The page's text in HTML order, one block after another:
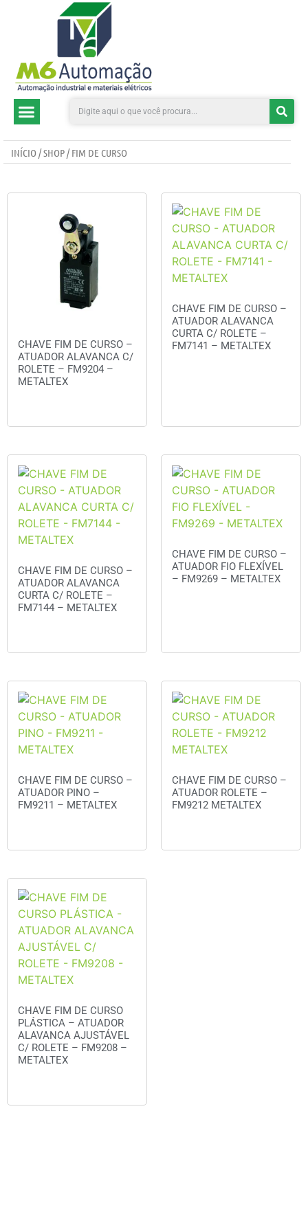
INÍCIO/SHOP/ FIM DE CURSO
CHAVE FIM DE CURSO –
ATUADOR ALAVANCA C/
ROLETE – FM9204 –
METALTEX
CHAVE FIM DE CURSO –
ATUADOR ALAVANCA
CURTA C/ ROLETE –
FM7141 – METALTEX
CHAVE FIM DE CURSO –
ATUADOR ALAVANCA
CURTA C/ ROLETE –
FM7144 – METALTEX
CHAVE FIM DE CURSO –
ATUADOR FIO FLEXÍVEL
– FM9269 – METALTEX
CHAVE FIM DE CURSO –
ATUADOR PINO –
FM9211 – METALTEX
CHAVE FIM DE CURSO –
ATUADOR ROLETE –
FM9212 METALTEX
CHAVE FIM DE CURSO
PLÁSTICA – ATUADOR
ALAVANCA AJUSTÁVEL
C/ ROLETE – FM9208 –
METALTEX